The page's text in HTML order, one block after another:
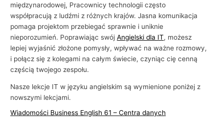
międzynarodowej, Pracownicy technologii często
współpracują z ludźmi z różnych krajów. Jasna komunikacja
pomaga projektom przebiegać sprawnie i uniknie
nieporozumień. Poprawiając swójAngielski dla IT, możesz
lepiej wyjaśnić złożone pomysły, wpływać na ważne rozmowy,
i połącz się z kolegami na całym świecie, czyniąc cię cenną
częścią twojego zespołu.
Nasze lekcje IT w języku angielskim są wymienione poniżej z
nowszymi lekcjami.
Wiadomości Business English 61 – Centra danych
i
l
s
k
i
e
g
o